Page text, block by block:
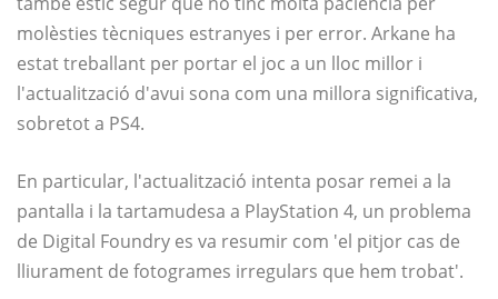
molèsties tècniques estranyes i per error. Arkane ha
estat treballant per portar el joc a un lloc millor i
l'actualització d'avui sona com una millora significativa,
sobretot a PS4.
En particular, l'actualització intenta posar remei a la
pantalla i la tartamudesa a PlayStation 4, un problema
de Digital Foundry es va resumir com 'el pitjor cas de
lliurament de fotogrames irregulars que hem trobat'.